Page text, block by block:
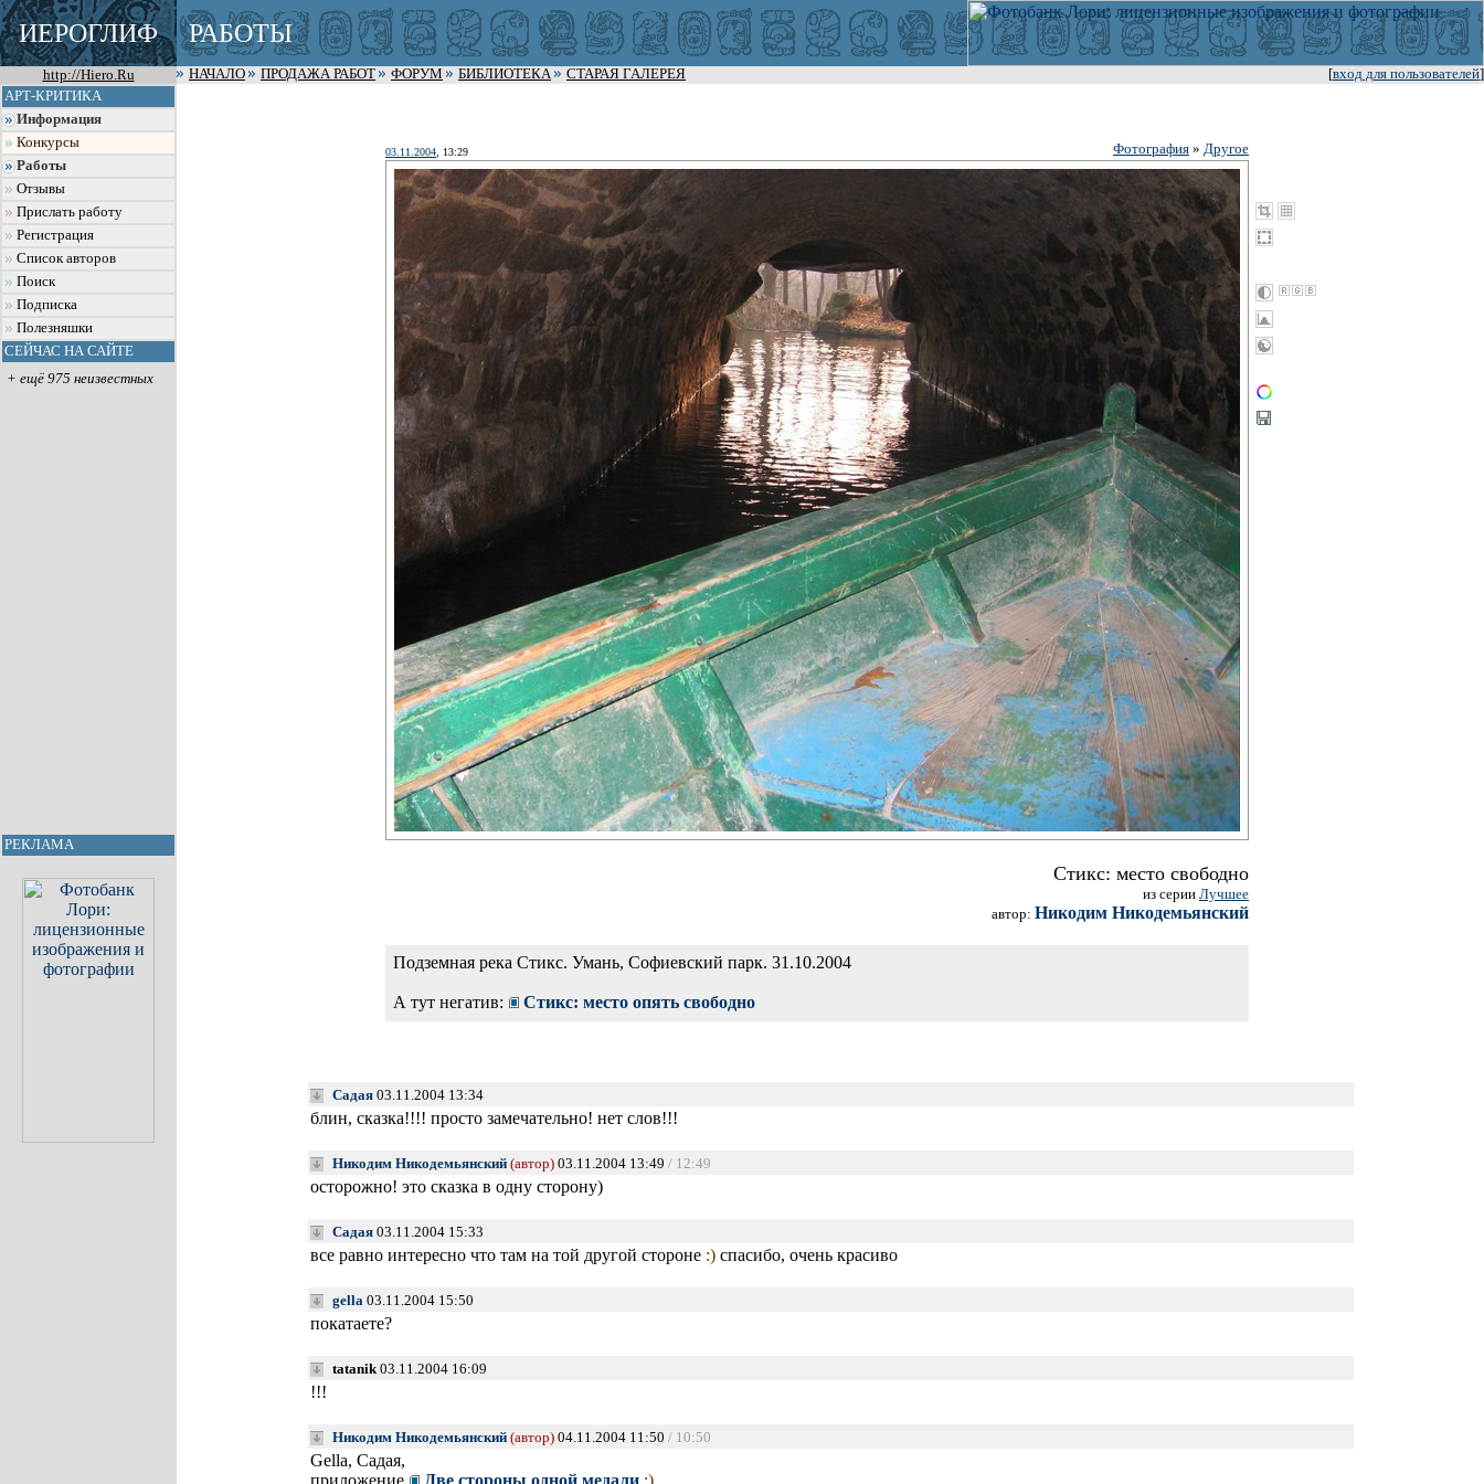
ИЕРОГЛИФ РАБОТЫ
http://Hiero.Ru [вход для пользователей]
НАЧАЛО ПРОДАЖА РАБОТ ФОРУМ БИБЛИОТЕКА
СТАРАЯ ГАЛЕРЕЯ
АРТ-КРИТИКА
Информация
Конкурсы
Работы
Отзывы
Прислать работу
Регистрация
Список авторов
Поиск
Подписка
Полезняшки
СЕЙЧАС НА САЙТЕ
+ ещё 975 неизвестных
РЕКЛАМА
03.11.2004 , 13:29 Фотография » Другое
Стикс: место свободно
из серии Лучшее
автор: Никодим Никодемьянский
Подземная река Стикс. Умань, Софиевский парк. 31.10.2004
А тут негатив: Стикс: место опять свободно
Садая03.11.2004 13:34
блин, сказка!!!! просто замечательно! нет слов!!!
Никодим Никодемьянский (автор)03.11.2004 13:49 / 12:49
осторожно! это сказка в одну сторону)
Садая03.11.2004 15:33
все равно интересно что там на той другой стороне :)спасибо, очень красиво
gella03.11.2004 15:50
покатаете?
tatanik03.11.2004 16:09
!!!
Никодим Никодемьянский (автор)04.11.2004 11:50 / 10:50
Gella, Садая,
приложение
Две стороны одной медали :)